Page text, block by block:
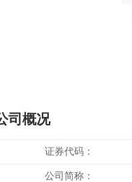
司概况
证券代码：
公司简称：